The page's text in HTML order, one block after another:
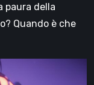
paura della
Quando è che